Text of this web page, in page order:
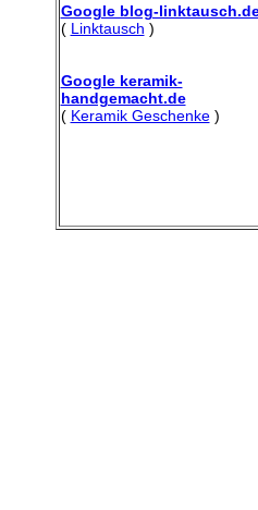
Google blog-
( Linktausch )
Google keramik-
handgemacht.de
( Keramik Geschenke)